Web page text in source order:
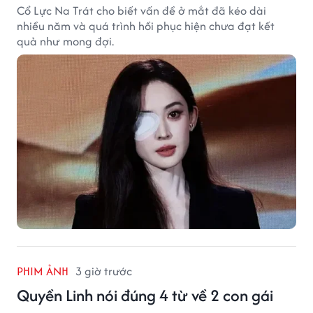
Cổ Lực Na Trát cho biết vấn đề ở mắt đã kéo dài
nhiều năm và quá trình hồi phục hiện chưa đạt kết
quả như mong đợi.
PHIM ẢNH 3 giờ trước
Quyền Linh nói đúng 4 từ về 2 con gái